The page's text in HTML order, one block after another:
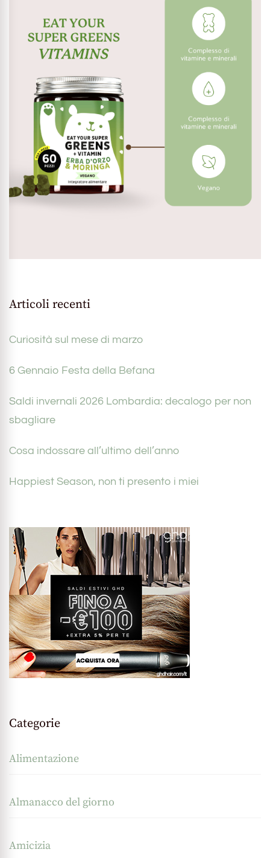
Articoli recenti
Curiosità sul mese di marzo
6 Gennaio Festa della Befana
Saldi invernali 2026 Lombardia: decalogo per non
sbagliare
Cosa indossare all’ultimo dell’anno
Happiest Season, non ti presento i miei
Categorie
Alimentazione
Almanacco del giorno
Amicizia